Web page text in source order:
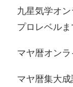
九星気学オ
プロレベル
マヤ暦オン
マヤ暦集大